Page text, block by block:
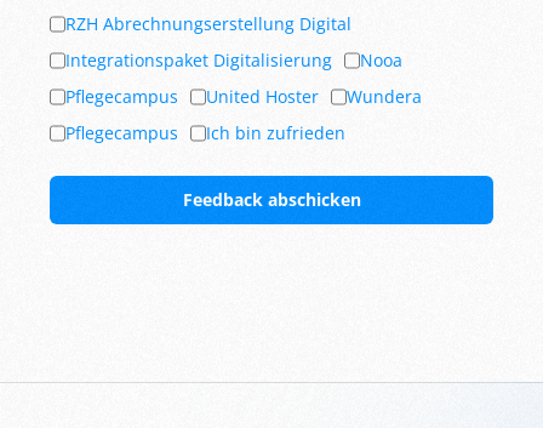
RZH Abrechnungserstellung Digital
Integrationspaket Digitalisierung
Nooa
Pflegecampus
United Hoster
Wundera
Pflegecampus
Ich bin zufrieden
Feedback abschicken